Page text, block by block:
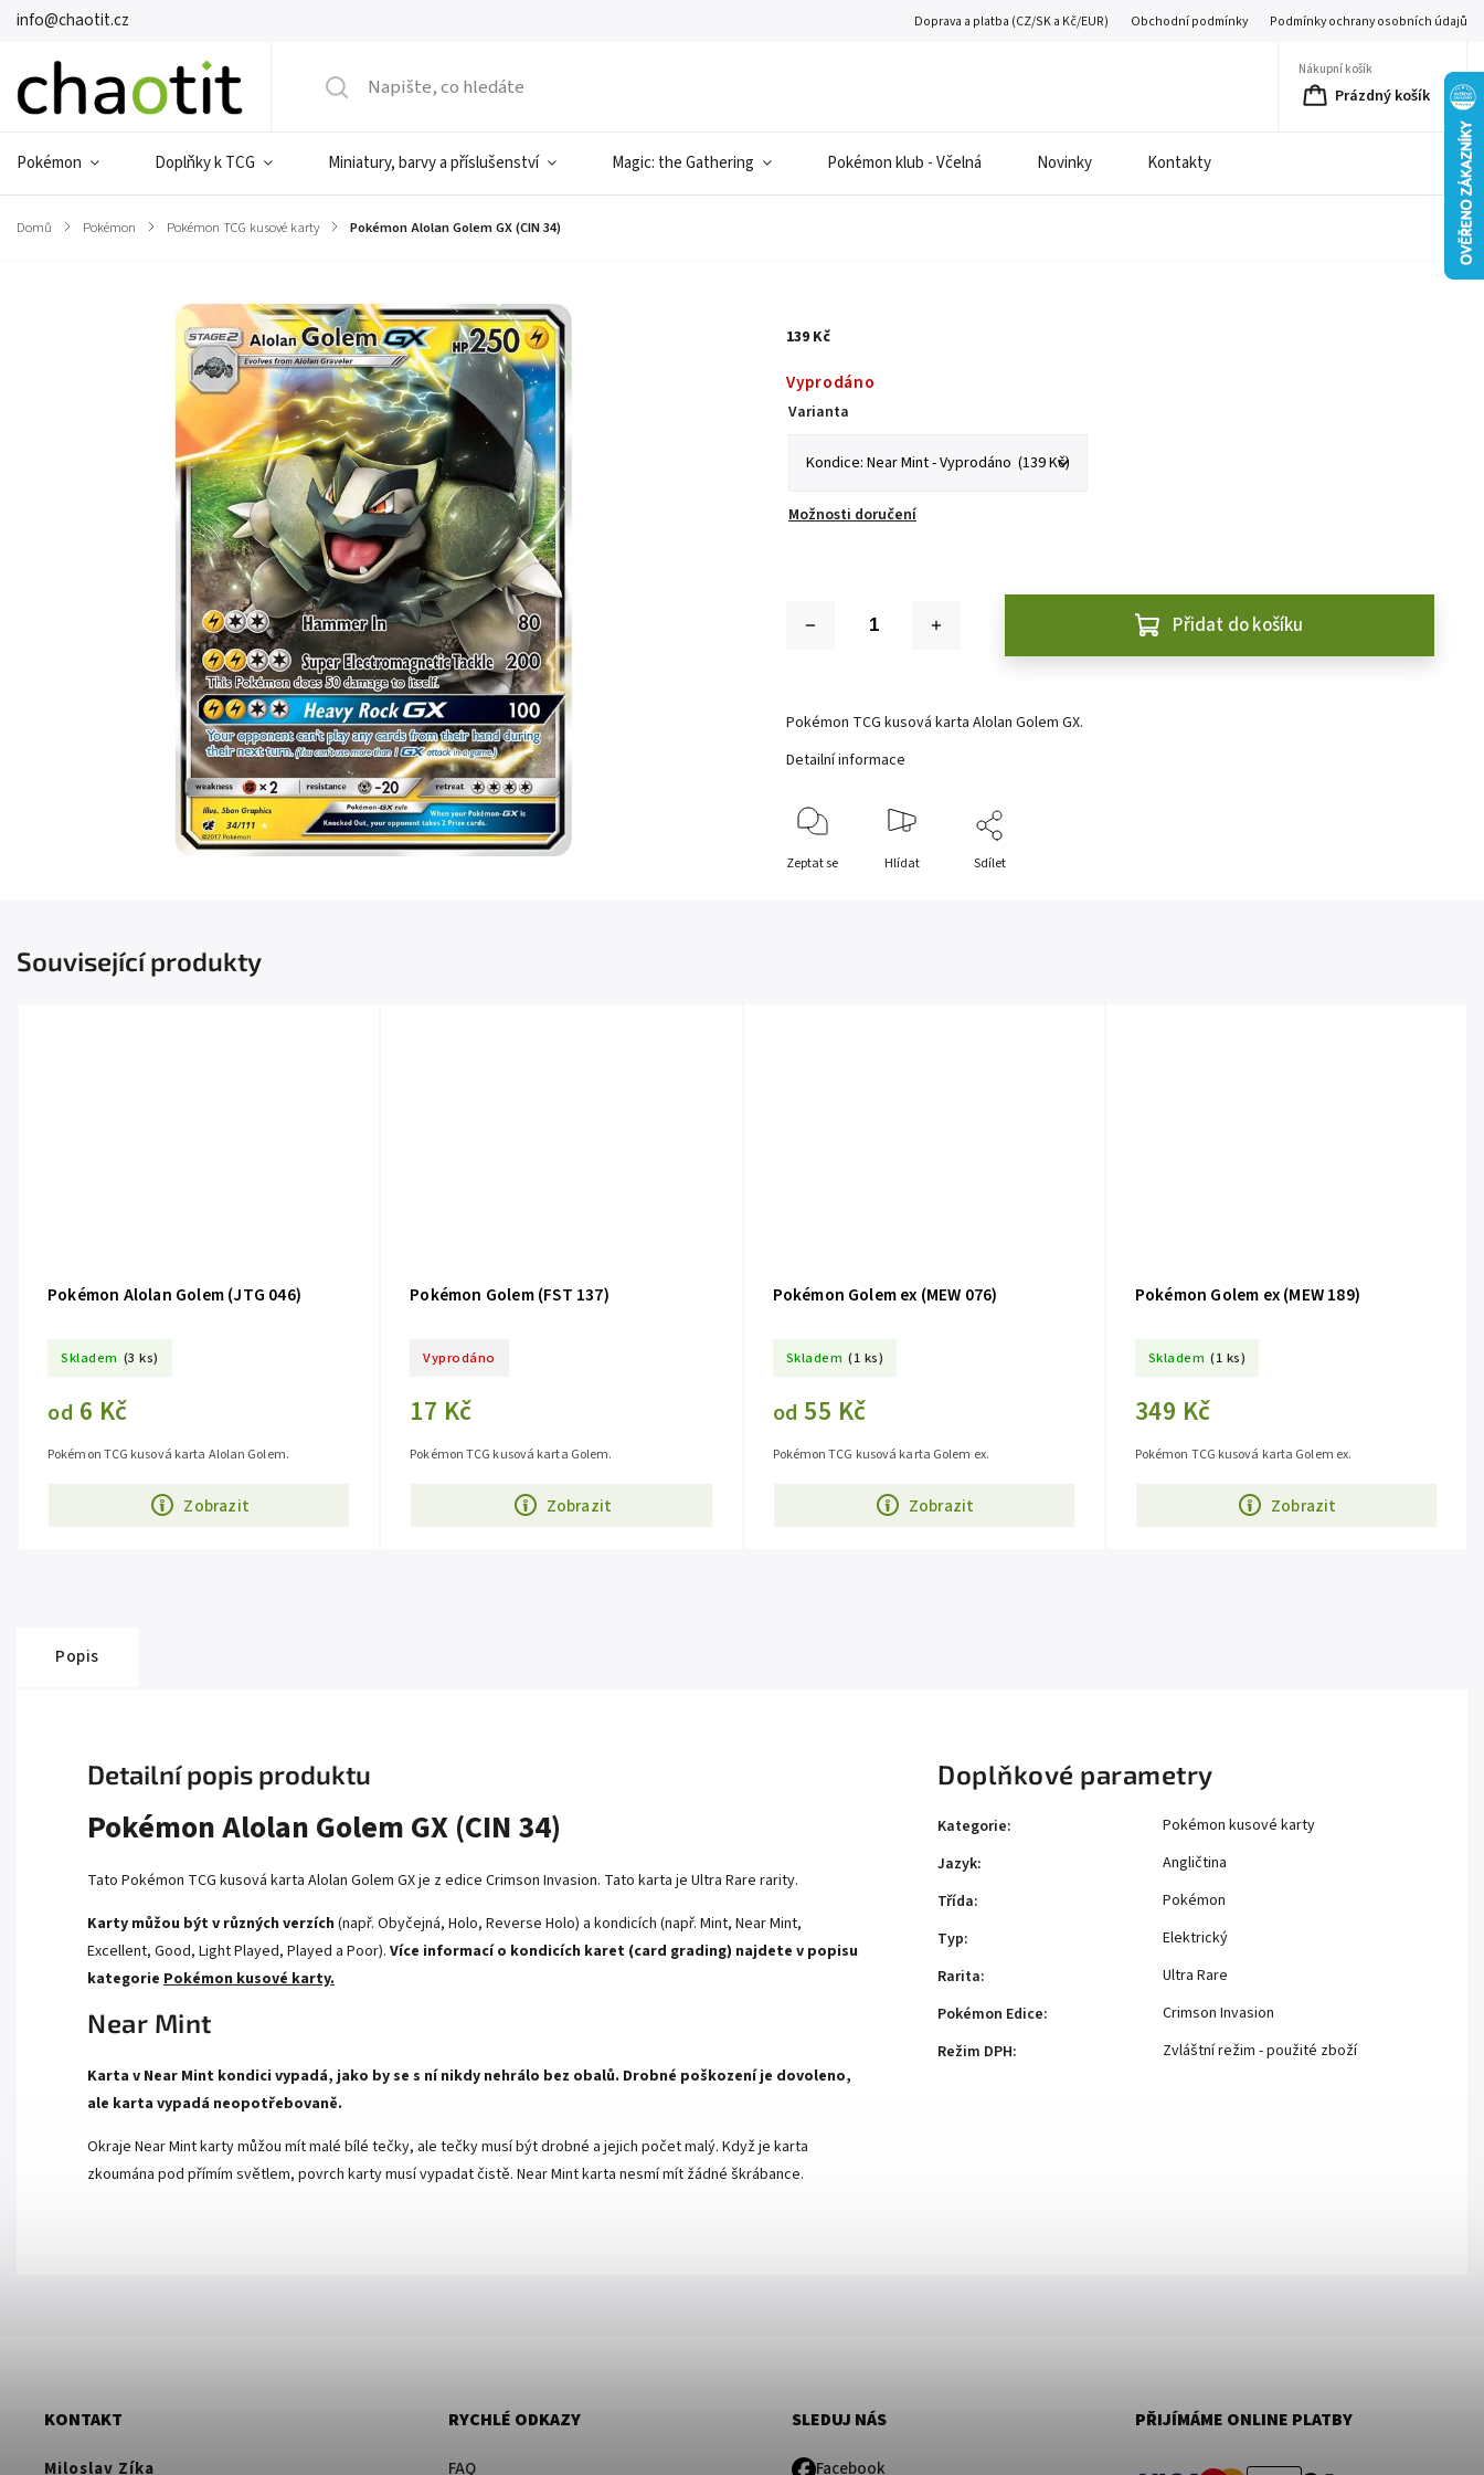
info@chaotit.cz Doprava a platba (CZ/SK a Kč/EUR) Obchodní podmínky Podmínky ochrany osobních údajů
Nákupní košík
Prázdný košík
Pokémon Doplňky k TCG Miniatury, barvy a příslušenství Magic: the Gathering Pokémon klub - Včelná Novinky Kontakty
Domů / Pokémon / Pokémon TCG kusové karty / Pokémon Alolan Golem GX (CIN 34)
139 Kč
Vyprodáno
Varianta
Možnosti doručení
Přidat do košíku
Pokémon TCG kusová karta Alolan Golem GX.
Detailní informace
Zeptat se Hlídat Sdílet
Související produkty
Pokémon Alolan Golem (JTG 046)
Skladem (3 ks)
od 6 Kč
Zobrazit
Pokémon TCG kusová karta Alolan Golem.
Pokémon Golem (FST 137)
Vyprodáno
17 Kč
Zobrazit
Pokémon TCG kusová karta Golem.
Pokémon Golem ex (MEW 076)
Skladem (1 ks)
od 55 Kč
Zobrazit
Pokémon TCG kusová karta Golem ex.
Pokémon Golem ex (MEW 189)
Skladem (1 ks)
349 Kč
Zobrazit
Pokémon TCG kusová karta Golem ex.
Popis
Detailní popis produktu
Pokémon Alolan Golem GX (CIN 34)
Tato Pokémon TCG kusová karta Alolan Golem GX je z edice Crimson Invasion. Tato karta je Ultra Rare rarity.
Karty můžou být v různých verzích (např. Obyčejná, Holo, Reverse Holo) a kondicích (např. Mint, Near Mint,
Excellent, Good, Light Played, Played a Poor). Více informací o kondicích karet (card grading) najdete v popisu
kategorie Pokémon kusové karty.
Near Mint
Karta v Near Mint kondici vypadá, jako by se s ní nikdy nehrálo bez obalů. Drobné poškození je dovoleno,
ale karta vypadá neopotřebovaně.
Okraje Near Mint karty můžou mít malé bílé tečky, ale tečky musí být drobné a jejich počet malý. Když je karta
zkoumána pod přímím světlem, povrch karty musí vypadat čistě. Near Mint karta nesmí mít žádné škrábance.
Doplňkové parametry
Kategorie:
Pokémon kusové karty
Jazyk:
Angličtina
Třída:
Pokémon
Typ:
Elektrický
Rarita:
Ultra Rare
Pokémon Edice:
Crimson Invasion
Režim DPH: Zvláštní režim - použité zboží
KONTAKT
Miloslav Zíka
RYCHLÉ ODKAZY
FAQ
SLEDUJ NÁS
Facebook
PŘIJÍMÁME ONLINE PLATBY